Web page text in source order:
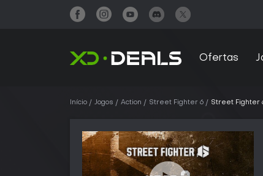
Ofertas
Início Jogos Action Street Fighter 6 Street Fighter